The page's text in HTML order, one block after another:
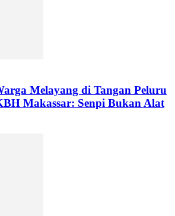
Melayang di Tangan Peluru
Makassar: Senpi Bukan Alat